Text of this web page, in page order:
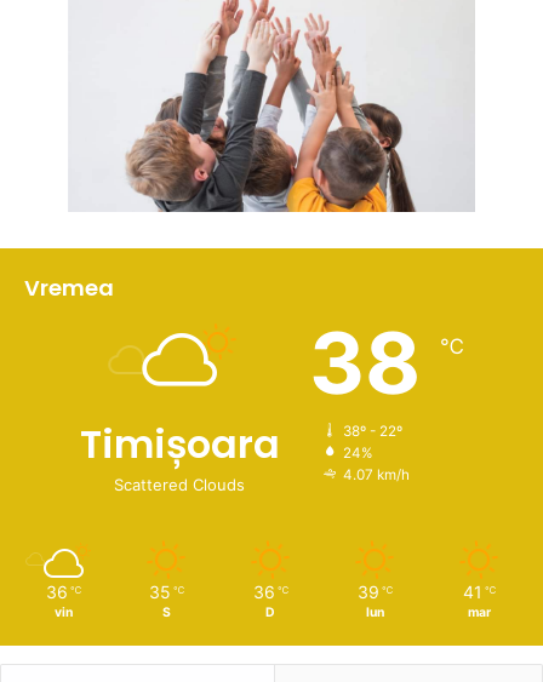
Vremea
Timișoara
Scattered Clouds
38 ℃
38º - 22º
24%
4.07 km/h
36 ℃
vin
35 ℃
S
36 ℃
D
39 ℃
lun
41 ℃
mar